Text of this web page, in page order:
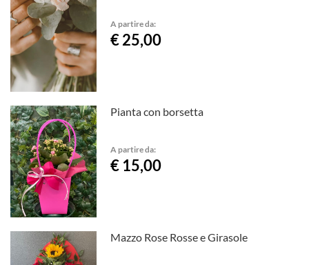
A partire da:
€ 25,00
Pianta con borsetta
A partire da:
€ 15,00
Mazzo Rose Rosse e Girasole